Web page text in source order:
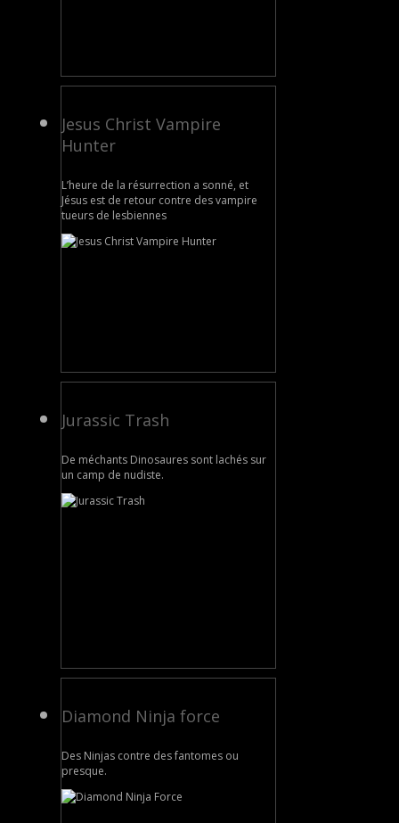
Jesus Christ Vampire
Hunter
L’heure de la résurrection a sonné, et
Jésus est de retour contre des vampire
tueurs de lesbiennes
Jurassic Trash
De méchants Dinosaures sont lachés sur
un camp de nudiste.
Diamond Ninja force
Des Ninjas contre des fantomes ou
presque.